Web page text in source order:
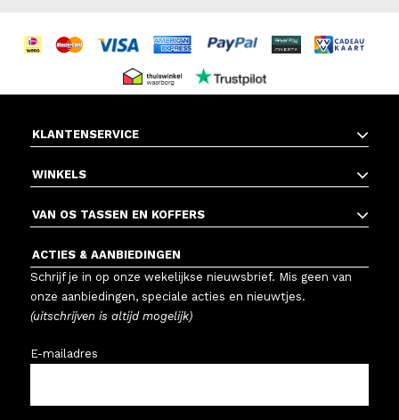
KLANTENSERVICE
WINKELS
VAN OS TASSEN EN KOFFERS
ACTIES & AANBIEDINGEN
Schrijf je in op onze wekelijkse nieuwsbrief. Mis geen van
onze aanbiedingen, speciale acties en nieuwtjes.
(uitschrijven is altijd mogelijk)
E-mailadres